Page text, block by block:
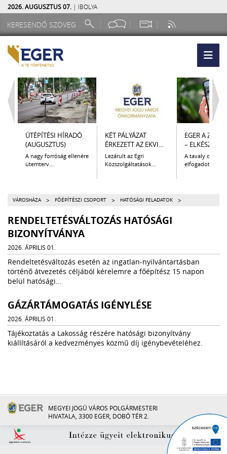
2026. AUGUSZTUS 07. | IBOLYA
ÚTÉPÍTÉSI HÍRADÓ
(AUGUSZTUS)
A nagy forróság ellenére
ütemterv...
KÉT PÁLYÁZAT
ÉRKEZETT AZ EKVI...
Lezárult az Egri
Közszolgáltatások...
EGER A
– ELKÉSZÜLT
A tavaly
elfogadott
VÁROSHÁZA > FŐÉPÍTÉSZI CSOPORT > HATÓSÁGI FELADATOK >
RENDELTETÉSVÁLTOZÁS HATÓSÁGI
BIZONYÍTVÁNYA
2026. ÁPRILIS 01.
Rendeltetésváltozás esetén az ingatlan-nyilvántartásban
történő átvezetés céljából kérelemre a főépítész 15 napon
belül hatósági...
GÁZÁRTÁMOGATÁS IGÉNYLÉSE
2026. ÁPRILIS 01.
Tájékoztatás a Lakosság részére hatósági bizonyítvány
kiállításáról a kedvezményes közmű díj igénybevételéhez.
MEGYEI JOGÚ VÁROS POLGÁRMESTERI
HIVATALA, 3300 EGER, DOBÓ TÉR 2.